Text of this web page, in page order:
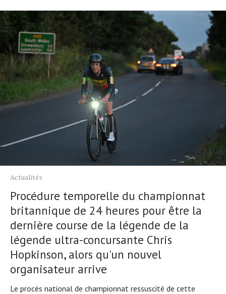
Actualités
Procédure temporelle du championnat
britannique de 24 heures pour être la
dernière course de la légende de la
légende ultra-concursante Chris
Hopkinson, alors qu'un nouvel
organisateur arrive
Le procès national de championnat ressuscité de cette